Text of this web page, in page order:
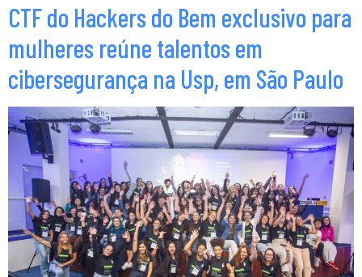
CTF do Hackers do Bem exclusivo para
mulheres reúne talentos em
cibersegurança na Usp, em São Paulo